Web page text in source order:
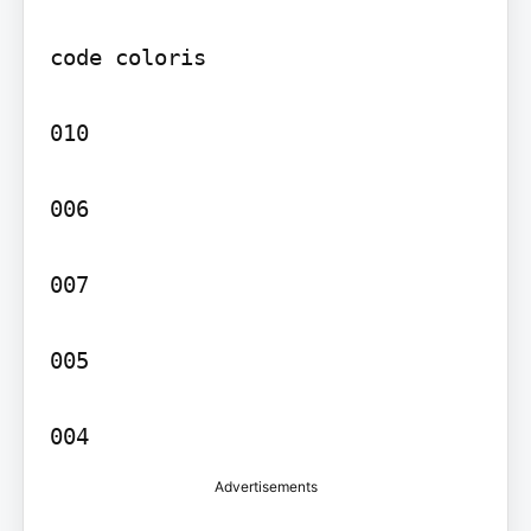
code coloris
010
006
007
005
004
Advertisements